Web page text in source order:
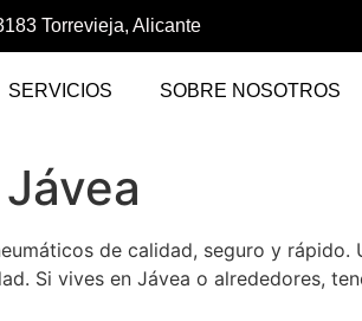
Torrevieja, Alicante
SERVICIOS SOBRE NOSOTROS
de calidad, seguro y
Si vives en Jávea o alrededores,